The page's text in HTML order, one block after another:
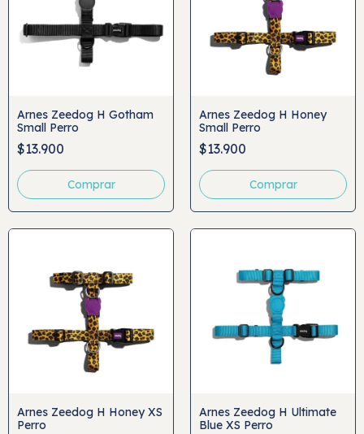
Arnes Zeedog H Gotham
Small Perro
$13.900
Arnes Zeedog H Honey
Small Perro
$13.900
Arnes Zeedog H Honey XS
Perro
Arnes Zeedog H Ultimate
Blue XS Perro